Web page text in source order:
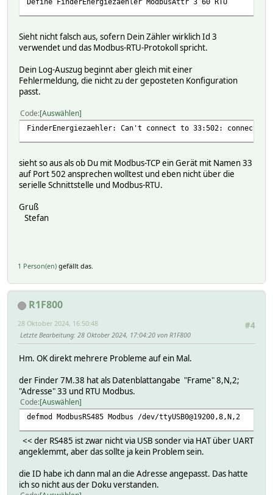
Sieht nicht falsch aus, sofern Dein Zähler wirklich Id 3
verwendet und das Modbus-RTU-Protokoll spricht.
Dein Log-Auszug beginnt aber gleich mit einer
Fehlermeldung, die nicht zu der geposteten Konfiguration
passt.
Code Auswählen
FinderEnergiezaehler: Can't connect to 33:502: connect
sieht so aus als ob Du mit Modbus-TCP ein Gerät mit Namen 33
auf Port 502 ansprechen wolltest und eben nicht über die
serielle Schnittstelle und Modbus-RTU.
Gruß
Stefan
1 Person(en) gefällt das.
R1F800
#4
28 Oktober 2024, 16:50:48
Letzte Bearbeitung: 28 Oktober 2024, 17:04:20 von R1F800
Hm. OK direkt mehrere Probleme auf ein Mal.
der Finder 7M.38 hat als Datenblattangabe "Frame" 8,N,2;
"Adresse" 33 und RTU Modbus.
Code Auswählen
defmod ModbusRS485 Modbus /dev/ttyUSB0@19200,8,N,2
<< der RS485 ist zwar nicht via USB sonder via HAT über UART
angeklemmt, aber das sollte ja kein Problem sein.
die ID habe ich dann mal an die Adresse angepasst. Das hatte
ich so nicht aus der Doku verstanden.